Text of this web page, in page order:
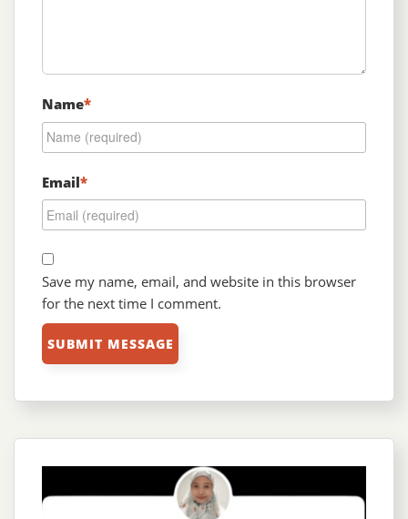
Name*
Email*
Save my name, email, and website in this browser
for the next time I comment.